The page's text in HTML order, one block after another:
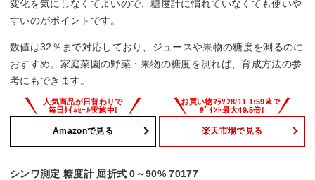
変化を気にしなくてよいので、糖度計に慣れていなくても使いや
すいのがポイントです。
数値は32％まで対応しており、ジュースや果物の糖度を測るのに
おすすめ。家庭菜園の野菜・果物の糖度を測れば、育成方法の参
考にもできます。
Amazonで見る 楽天市場で見る
シンワ測定 糖度計 屈折式 0～90% 70177